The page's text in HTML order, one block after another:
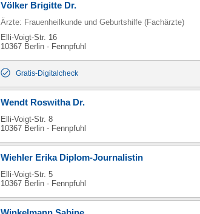
Völker Brigitte Dr.
Ärzte: Frauenheilkunde und Geburtshilfe (Fachärzte)
Elli-Voigt-Str. 16
10367 Berlin - Fennpfuhl
Gratis-Digitalcheck
Wendt Roswitha Dr.
Elli-Voigt-Str. 8
10367 Berlin - Fennpfuhl
Wiehler Erika Diplom-Journalistin
Elli-Voigt-Str. 5
10367 Berlin - Fennpfuhl